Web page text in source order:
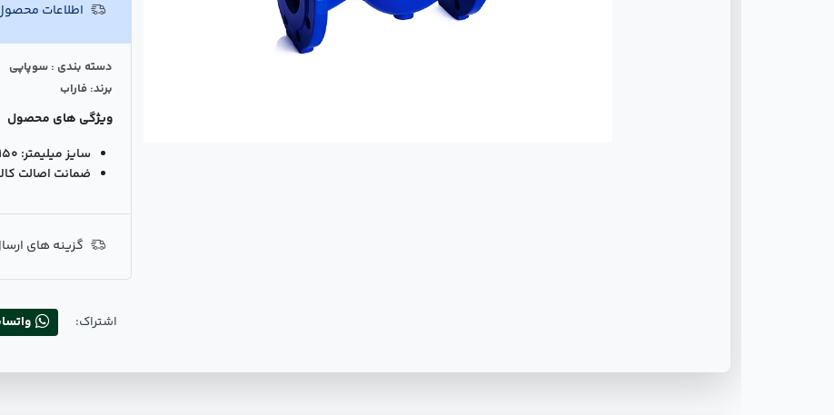
اطلاعات
دسته بندی : سوپاپی
برند: فاراب
ویژگی های محصول
سایز میلیمتر: 150
ضمانت اصالت
گزینه های
اشتراک: